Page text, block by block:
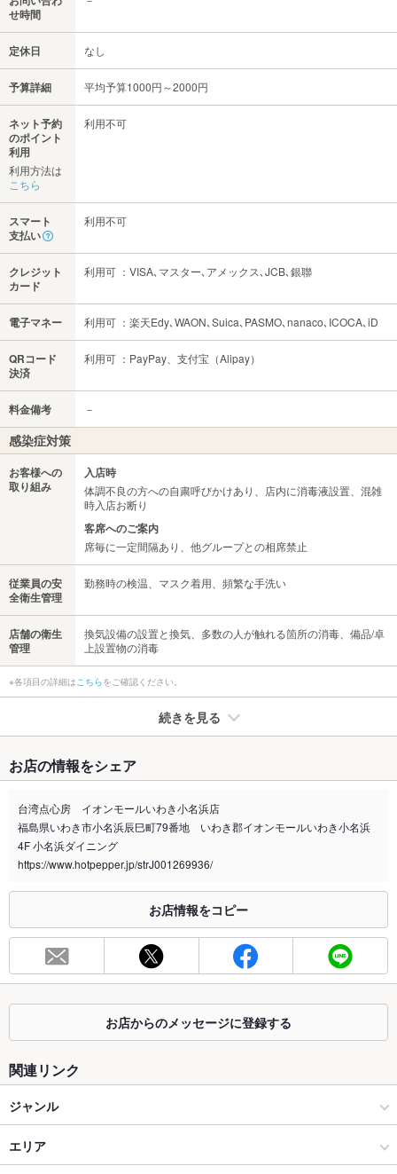
せ時間
定休日 なし
予算詳細 平均予算1000円～2000円
ネット予約
のポイント
利用
利用方法は
こちら
利用不可
スマート
支払い
利用不可
クレジット
カード
利用可 ：VISA､マスター､アメックス､JCB､銀聯
電子マネー 利用可 ：楽天Edy､WAON､Suica､PASMO､nanaco､ICOCA､iD
QRコード
決済
利用可 ：PayPay、支付宝（Alipay）
料金備考 －
感染症対策
お客様への
取り組み
入店時
体調不良の方への自粛呼びかけあり、店内に消毒液設置、混雑
時入店お断り
客席へのご案内
席毎に一定間隔あり、他グループとの相席禁止
従業員の安
全衛生管理
勤務時の検温、マスク着用、頻繁な手洗い
店舗の衛生
管理
換気設備の設置と換気、多数の人が触れる箇所の消毒、備品/卓
上設置物の消毒
※各項目の詳細はこちらをご確認ください。
続きを見る
禁煙・喫煙 全席禁煙
喫煙専用室 なし
※2020年4月1日～受動喫煙対策に関する法律が施行されています。正しい情報はお店へお問い
合わせください。
お席
総席数
最大宴会収
容人数
個室
掘りごたつ なし
ソファー
お店の情報をシェア
台湾点心房 イオンモールいわき小名浜店
福島県いわき市小名浜辰巳町79番地 いわき郡イオンモールいわき小名浜
4F 小名浜ダイニング
https://www.hotpepper.jp/strJ001269936/
お店情報をコピー
お店からのメッセージに登録する
関連リンク
ジャンル
中華
エリア